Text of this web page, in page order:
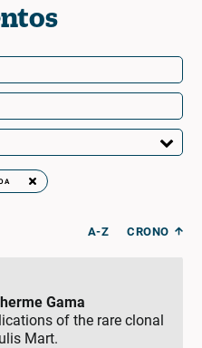
A-Z CRONO
Gama
of the rare clonal
Mart.